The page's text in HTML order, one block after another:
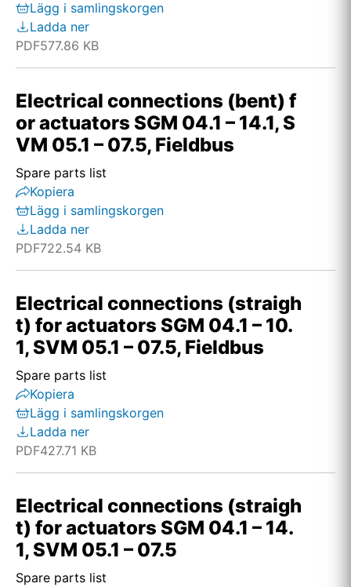
Lägg i samlingskorgen
Ladda ner
PDF577.86 KB
Electrical connections (bent) f
or actuators SGM 04.1 – 14.1, S
VM 05.1 – 07.5, Fieldbus
Spare parts list
Kopiera
Lägg i samlingskorgen
Ladda ner
PDF722.54 KB
Electrical connections (straigh
t) for actuators SGM 04.1 – 10.
1, SVM 05.1 – 07.5, Fieldbus
Spare parts list
Kopiera
Lägg i samlingskorgen
Ladda ner
PDF427.71 KB
Electrical connections (straigh
t) for actuators SGM 04.1 – 14.
1, SVM 05.1 – 07.5
Spare parts list